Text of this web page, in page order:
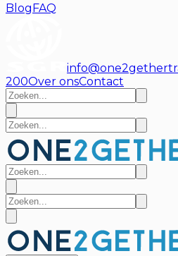
BlogFAQ
200Over onsContact